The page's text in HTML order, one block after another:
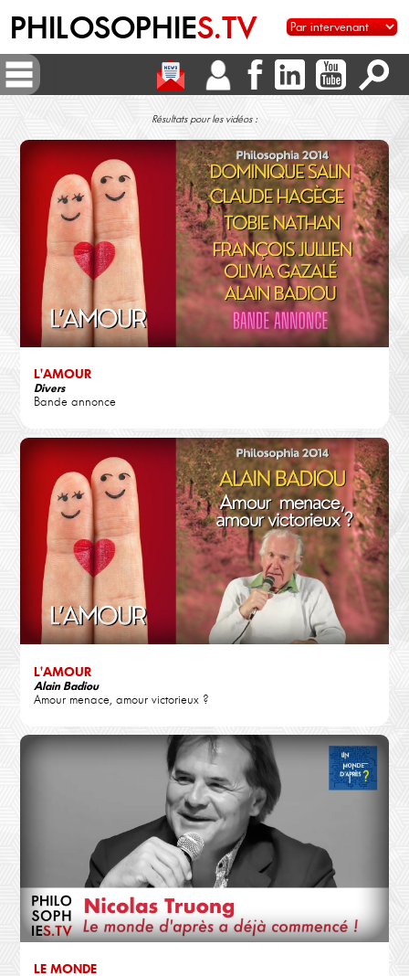
PHILOSOPHIES.TV
Résultats pour les vidéos :
L'AMOUR
Divers
Bande annonce
L'AMOUR
Alain Badiou
Amour menace, amour victorieux ?
LE MONDE